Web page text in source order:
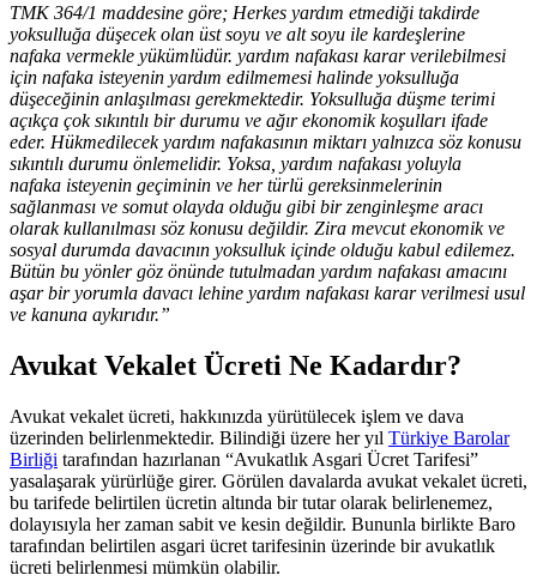
TMK 364/1 maddesine göre; Herkes yardım etmediği takdirde
yoksulluğa düşecek olan üst soyu ve alt soyu ile kardeşlerine
nafaka vermekle yükümlüdür. yardım nafakası karar verilebilmesi
için nafaka isteyenin yardım edilmemesi halinde yoksulluğa
düşeceğinin anlaşılması gerekmektedir. Yoksulluğa düşme terimi
açıkça çok sıkıntılı bir durumu ve ağır ekonomik koşulları ifade
eder. Hükmedilecek yardım nafakasının miktarı yalnızca söz konusu
sıkıntılı durumu önlemelidir. Yoksa, yardım nafakası yoluyla
nafaka isteyenin geçiminin ve her türlü gereksinmelerinin
sağlanması ve somut olayda olduğu gibi bir zenginleşme aracı
olarak kullanılması söz konusu değildir. Zira mevcut ekonomik ve
sosyal durumda davacının yoksulluk içinde olduğu kabul edilemez.
Bütün bu yönler göz önünde tutulmadan yardım nafakası amacını
aşar bir yorumla davacı lehine yardım nafakası karar verilmesi usul
ve kanuna aykırıdır.”
Avukat Vekalet Ücreti Ne Kadardır?
Avukat vekalet ücreti, hakkınızda yürütülecek işlem ve dava
üzerinden belirlenmektedir. Bilindiği üzere her yıl Türkiye Barolar
Birliği tarafından hazırlanan “Avukatlık Asgari Ücret Tarifesi”
yasalaşarak yürürlüğe girer. Görülen davalarda avukat vekalet ücreti,
bu tarifede belirtilen ücretin altında bir tutar olarak belirlenemez,
dolayısıyla her zaman sabit ve kesin değildir. Bununla birlikte Baro
tarafından belirtilen asgari ücret tarifesinin üzerinde bir avukatlık
ücreti belirlenmesi mümkün olabilir.